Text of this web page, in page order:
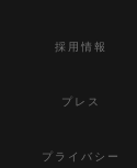
採用情報
プレス
プライバシー